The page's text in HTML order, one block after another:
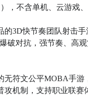
，不含单机、云游戏
的3D快节奏团队射击
破对抗，强节奏、高
无符文公平MOBA手
机制，支持职业联